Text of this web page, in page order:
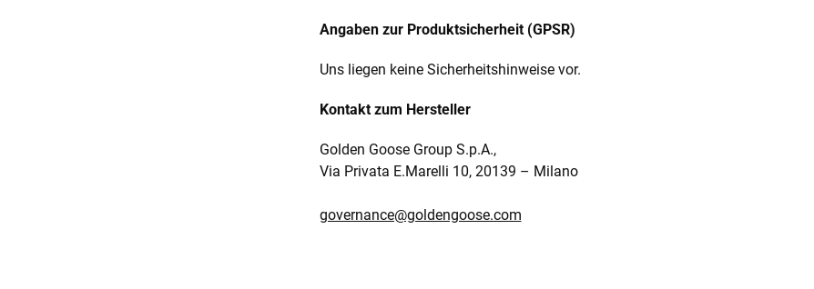
Angaben zur Produktsicherheit (GPSR)
Uns liegen keine Sicherheitshinweise vor.
Kontakt zum Hersteller
Golden Goose Group S.p.A.,
Via Privata E.Marelli 10, 20139 – Milano
governance@goldengoose.com